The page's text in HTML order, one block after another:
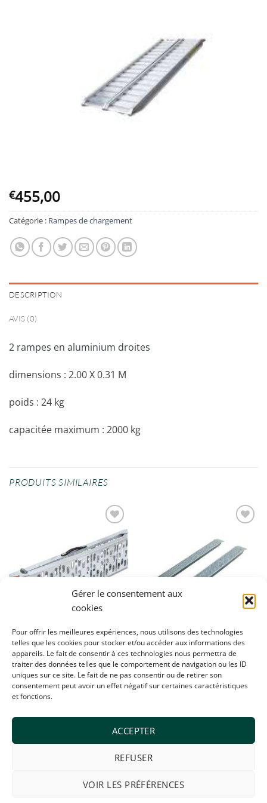
Gérer le consentement aux
cookies
Pour offrir les meilleures expériences, nous utilisons des technologies
telles que les cookies pour stocker et/ou accéder aux informations des
appareils. Le fait de consentir à ces technologies nous permettra de
traiter des données telles que le comportement de navigation ou les ID
uniques sur ce site. Le fait de ne pas consentir ou de retirer son
consentement peut avoir un effet négatif sur certaines caractéristiques
et fonctions.
ACCEPTER
REFUSER
VOIR LES PRÉFÉRENCES
€455,00
Catégorie : Rampes de chargement
DESCRIPTION
AVIS (0)
2 rampes en aluminium droites
dimensions : 2.00 X 0.31 M
poids : 24 kg
capacitée maximum : 2000 kg
PRODUITS SIMILAIRES
Ajouter
à la
wishlist
RAMPES DE CHARGEMENT
Rampes Pliante 500kg
€245,00
wishlist
MACHINES
Rampes Droites 350kg
€120,00